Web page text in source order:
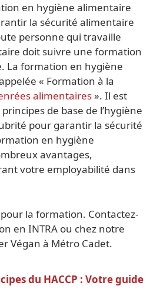
en hygiène alimentaire
la sécurité alimentaire
personne qui travaille
doit suivre une formation
La formation en hygiène
« Formation à la
alimentaires ». Il est
de base de l’hygiène
pour garantir la sécurité
en hygiène
avantages,
votre employabilité dans
la formation. Contactez-
en INTRA ou chez notre
Végan à Métro Cadet.
du HACCP : Votre guide